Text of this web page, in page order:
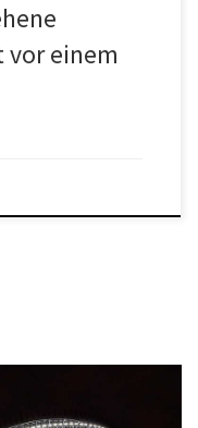
vor einem